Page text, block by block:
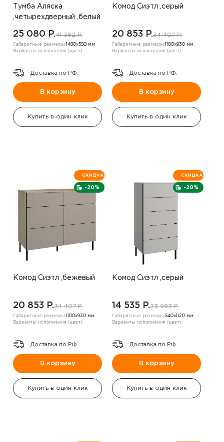
Тумба Аляска
,четырехдверный ,белый
25 080 P.41 382 P.
Габаритные размеры: 1480х550 мм
Варианты исполнения (цвет):
Доставка по РФ.
В корзину
Купить в один клик
Комод Сиэтл ,серый
20 853 P.34 407 P.
Габаритные размеры: 1100х930 мм
Варианты исполнения (цвет):
Доставка по РФ.
В корзину
Купить в один клик
-20%
СКИДКА
Комод Сиэтл ,бежевый
20 853 P.34 407 P.
Габаритные размеры: 1100х930 мм
Варианты исполнения (цвет):
Доставка по РФ.
В корзину
Купить в один клик
-20%
СКИДКА
Комод Сиэтл ,серый
14 535 P.23 983 P.
Габаритные размеры:540х1120 мм
Варианты исполнения (цвет):
Доставка по РФ.
В корзину
Купить в один клик